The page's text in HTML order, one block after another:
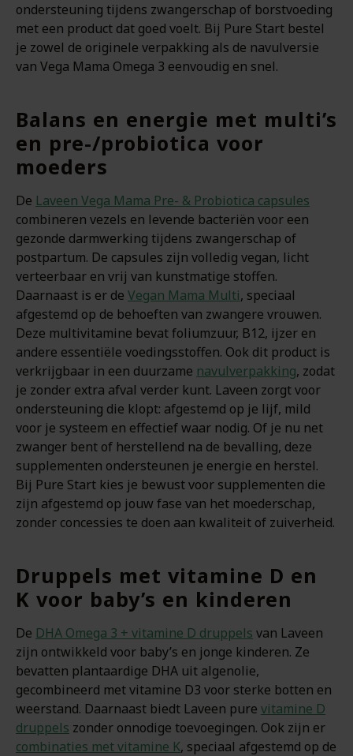
ondersteuning tijdens zwangerschap of borstvoeding
met een product dat goed voelt. Bij Pure Start bestel
je zowel de originele verpakking als de navulversie
van Vega Mama Omega 3 eenvoudig en snel.
Balans en energie met multi’s
en pre-/probiotica voor
moeders
De Laveen Vega Mama Pre- & Probiotica capsules
combineren vezels en levende bacteriën voor een
gezonde darmwerking tijdens zwangerschap of
postpartum. De capsules zijn volledig vegan, licht
verteerbaar en vrij van kunstmatige stoffen.
Daarnaast is er de Vegan Mama Multi, speciaal
afgestemd op de behoeften van zwangere vrouwen.
Deze multivitamine bevat foliumzuur, B12, ijzer en
andere essentiële voedingsstoffen. Ook dit product is
verkrijgbaar in een duurzame navulverpakking, zodat
je zonder extra afval verder kunt. Laveen zorgt voor
ondersteuning die klopt: afgestemd op je lijf, mild
voor je systeem en effectief waar nodig. Of je nu net
zwanger bent of herstellend na de bevalling, deze
supplementen ondersteunen je energie en herstel.
Bij Pure Start kies je bewust voor supplementen die
zijn afgestemd op jouw fase van het moederschap,
zonder concessies te doen aan kwaliteit of zuiverheid.
Druppels met vitamine D en
K voor baby’s en kinderen
De DHA Omega 3 + vitamine D druppels van Laveen
zijn ontwikkeld voor baby’s en jonge kinderen. Ze
bevatten plantaardige DHA uit algenolie,
gecombineerd met vitamine D3 voor sterke botten en
weerstand. Daarnaast biedt Laveen pure vitamine D
druppels zonder onnodige toevoegingen. Ook zijn er
combinaties met vitamine K, speciaal afgestemd op de